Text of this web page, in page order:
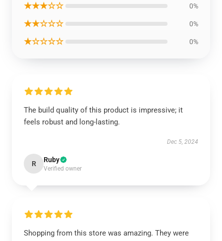
★★★☆☆ 0%
★★☆☆☆ 0%
★☆☆☆☆ 0%
The build quality of this product is impressive; it
feels robust and long-lasting.
Dec 5, 2024
R Ruby
Verified owner
Shopping from this store was amazing. They were